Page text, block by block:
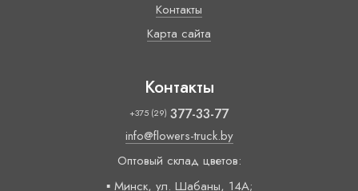
Контакты
Карта сайта
Контакты
+375 (29) 377-33-77
info@flowers-truck.by
Оптовый склад цветов:
▪ Минск, ул. Шабаны, 14А;